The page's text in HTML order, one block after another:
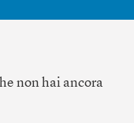
non hai ancora